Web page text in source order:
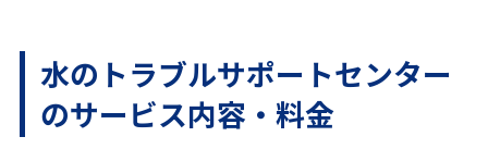
水のトラブルサポートセンター
のサービス内容・料金